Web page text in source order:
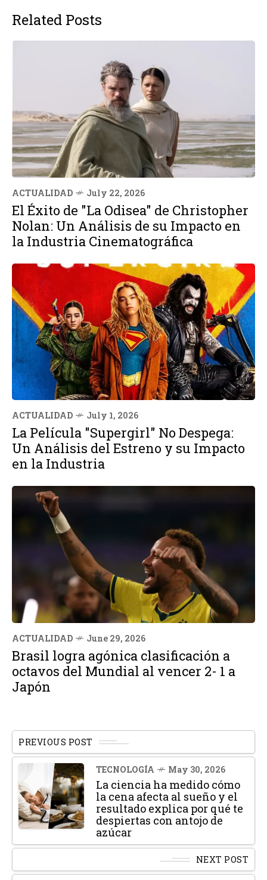
Related Posts
ACTUALIDAD July 22, 2026
El Éxito de "La Odisea" de Christopher
Nolan: Un Análisis de su Impacto en
la Industria Cinematográfica
ACTUALIDAD July 1, 2026
La Película "Supergirl" No Despega:
Un Análisis del Estreno y su Impacto
en la Industria
ACTUALIDAD June 29, 2026
Brasil logra agónica clasificación a
octavos del Mundial al vencer 2- 1 a
Japón
PREVIOUS POST
TECNOLOGÍA May 30, 2026
La ciencia ha medido cómo
la cena afecta al sueño y el
resultado explica por qué te
despiertas con antojo de
azúcar
NEXT POST